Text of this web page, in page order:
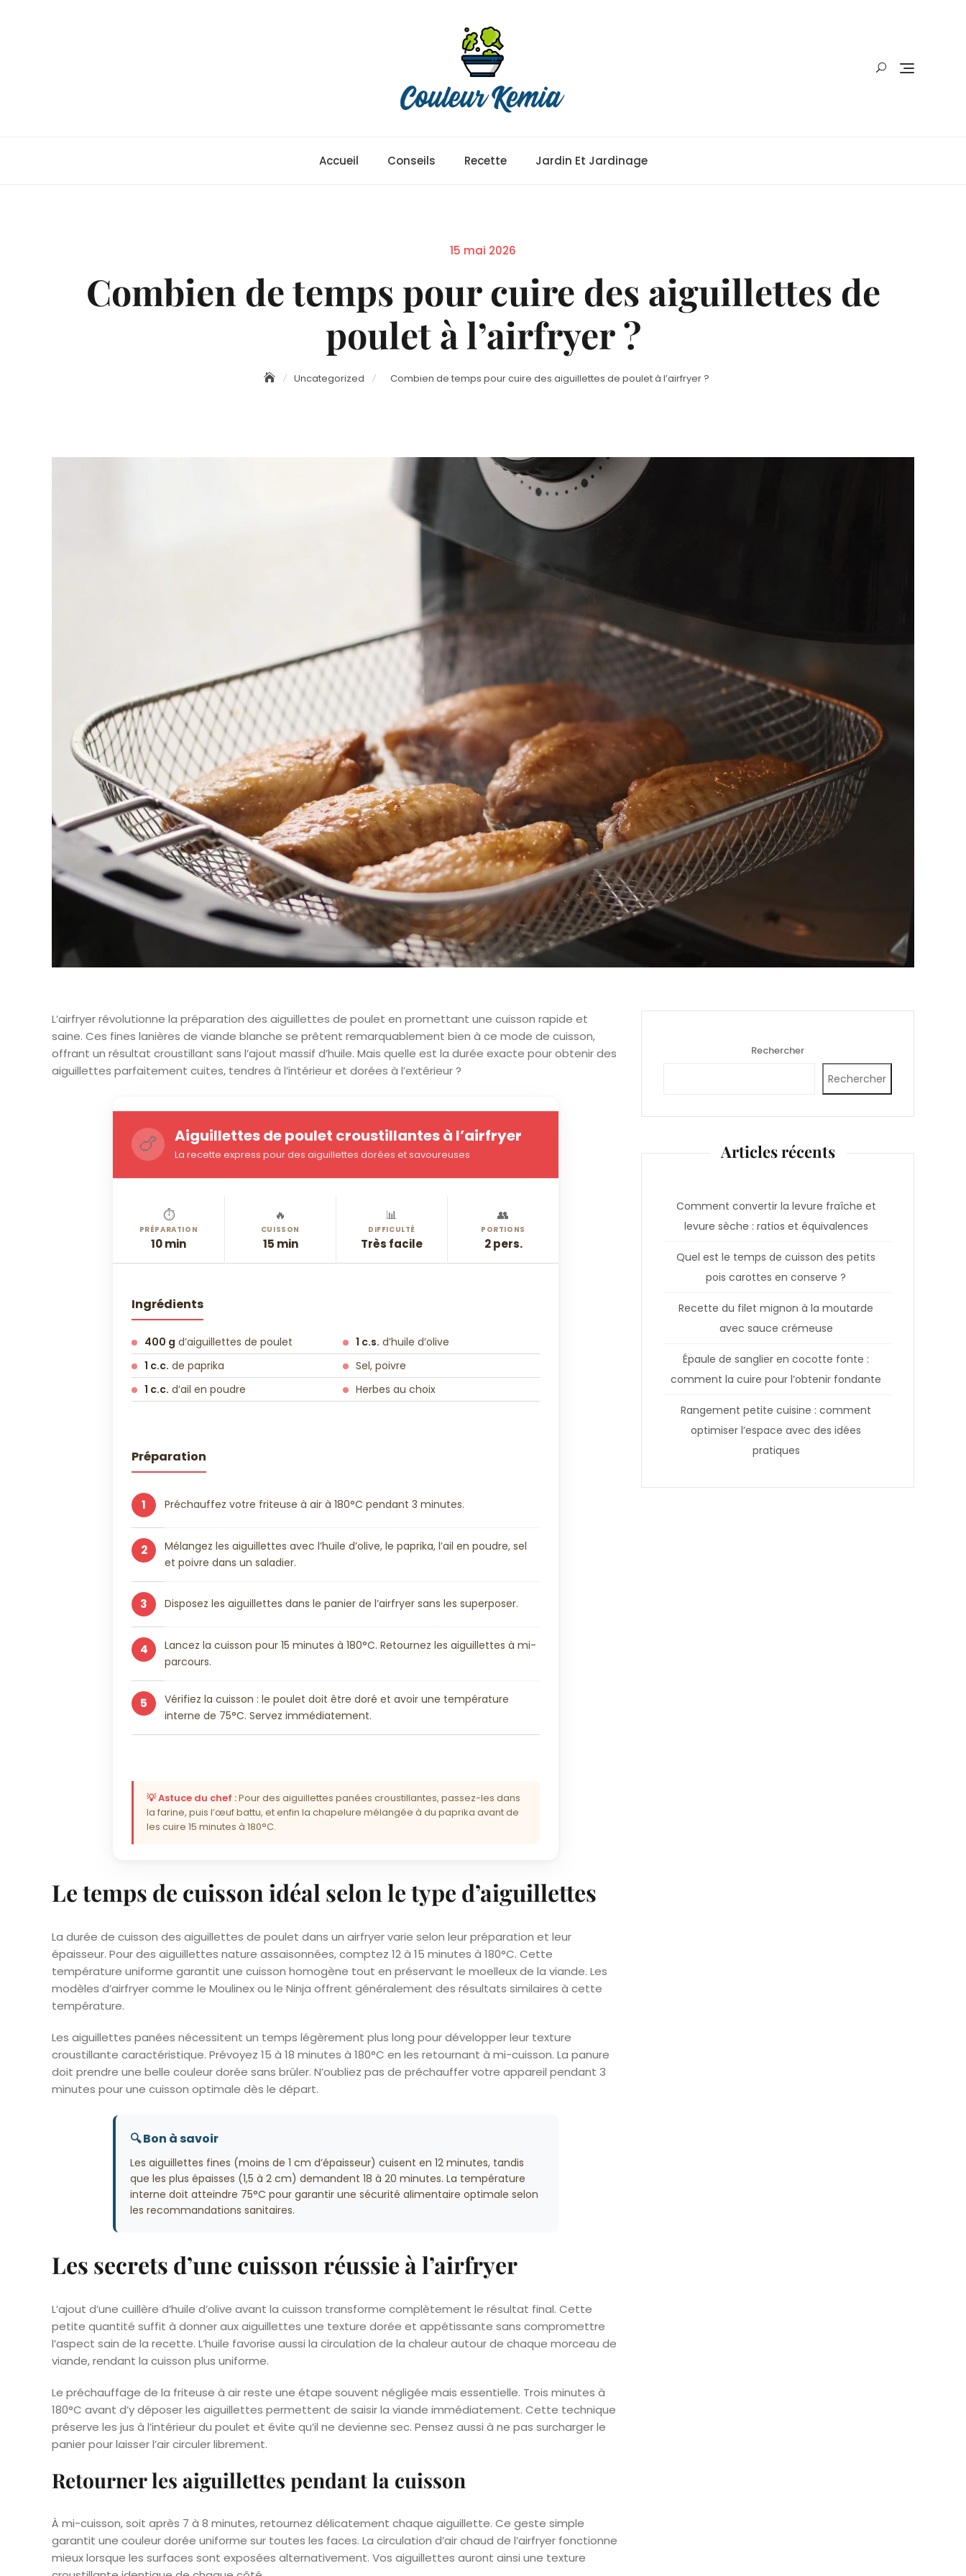
Accueil Conseils Recette Jardin Et Jardinage
Posted
15 mai 2026
Combien de temps pour cuire des aiguillettes de
poulet à l’airfryer ?
Uncategorized Combien de temps pour cuire des aiguillettes de poulet à l’airfryer ?
L’airfryer révolutionne la préparation des aiguillettes de poulet en promettant une cuisson rapide et
saine. Ces fines lanières de viande blanche se prêtent remarquablement bien à ce mode de cuisson,
offrant un résultat croustillant sans l’ajout massif d’huile. Mais quelle est la durée exacte pour obtenir des
aiguillettes parfaitement cuites, tendres à l’intérieur et dorées à l’extérieur ?
🍗 Aiguillettes de poulet croustillantes à l’airfryer
La recette express pour des aiguillettes dorées et savoureuses
⏱️
PRÉPARATION
10 min
🔥
CUISSON
15 min
📊
DIFFICULTÉ
Très facile
👥
PORTIONS
2 pers.
Ingrédients
400 g d’aiguillettes de poulet 1 c.s. d’huile d’olive
1 c.c. de paprika
Sel, poivre
1 c.c. d’ail en poudre Herbes au choix
Préparation
1 Préchauffez votre friteuse à air à 180°C pendant 3 minutes.
2
Mélangez les aiguillettes avec l’huile d’olive, le paprika, l’ail en poudre, sel
et poivre dans un saladier.
3 Disposez les aiguillettes dans le panier de l’airfryer sans les superposer.
4
Lancez la cuisson pour 15 minutes à 180°C. Retournez les aiguillettes à mi-
parcours.
5
Vérifiez la cuisson : le poulet doit être doré et avoir une température
interne de 75°C. Servez immédiatement.
💡 Astuce du chef :Pour des aiguillettes panées croustillantes, passez-les dans
la farine, puis l’œuf battu, et enfin la chapelure mélangée à du paprika avant de
les cuire 15 minutes à 180°C.
Le temps de cuisson idéal selon le type d’aiguillettes
La durée de cuisson des aiguillettes de poulet dans un airfryer varie selon leur préparation et leur
épaisseur. Pour des aiguillettes nature assaisonnées, comptez 12 à 15 minutes à 180°C. Cette
température uniforme garantit une cuisson homogène tout en préservant le moelleux de la viande. Les
modèles d’airfryer comme le Moulinex ou le Ninja offrent généralement des résultats similaires à cette
température.
Les aiguillettes panées nécessitent un temps légèrement plus long pour développer leur texture
croustillante caractéristique. Prévoyez 15 à 18 minutes à 180°C en les retournant à mi-cuisson. La panure
doit prendre une belle couleur dorée sans brûler. N’oubliez pas de préchauffer votre appareil pendant 3
minutes pour une cuisson optimale dès le départ.
🔍 Bon à savoir
Les aiguillettes fines (moins de 1 cm d’épaisseur) cuisent en 12 minutes, tandis
que les plus épaisses (1,5 à 2 cm) demandent 18 à 20 minutes. La température
interne doit atteindre 75°C pour garantir une sécurité alimentaire optimale selon
les recommandations sanitaires.
Les secrets d’une cuisson réussie à l’airfryer
L’ajout d’une cuillère d’huile d’olive avant la cuisson transforme complètement le résultat final. Cette
petite quantité suffit à donner aux aiguillettes une texture dorée et appétissante sans compromettre
l’aspect sain de la recette. L’huile favorise aussi la circulation de la chaleur autour de chaque morceau de
viande, rendant la cuisson plus uniforme.
Le préchauffage de la friteuse à air reste une étape souvent négligée mais essentielle. Trois minutes à
180°C avant d’y déposer les aiguillettes permettent de saisir la viande immédiatement. Cette technique
préserve les jus à l’intérieur du poulet et évite qu’il ne devienne sec. Pensez aussi à ne pas surcharger le
panier pour laisser l’air circuler librement.
Retourner les aiguillettes pendant la cuisson
À mi-cuisson, soit après 7 à 8 minutes, retournez délicatement chaque aiguillette. Ce geste simple
garantit une couleur dorée uniforme sur toutes les faces. La circulation d’air chaud de l’airfryer fonctionne
mieux lorsque les surfaces sont exposées alternativement. Vos aiguillettes auront ainsi une texture
Rechercher
Rechercher
Articles récents
Comment convertir la levure fraîche et
levure sèche : ratios et équivalences
Quel est le temps de cuisson des petits
pois carottes en conserve ?
Recette du filet mignon à la moutarde
avec sauce crémeuse
Épaule de sanglier en cocotte fonte :
comment la cuire pour l’obtenir fondante
Rangement petite cuisine : comment
optimiser l’espace avec des idées
pratiques